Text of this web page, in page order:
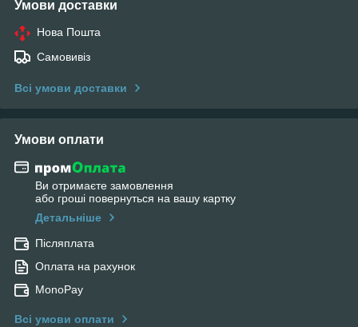
Умови доставки
Нова Пошта
Самовивіз
Всі умови доставки
Умови оплати
Ви отримаєте замовлення
або гроші повернуться на вашу картку
Детальніше
Післяплата
Оплата на рахунок
MonoPay
Всі умови оплати